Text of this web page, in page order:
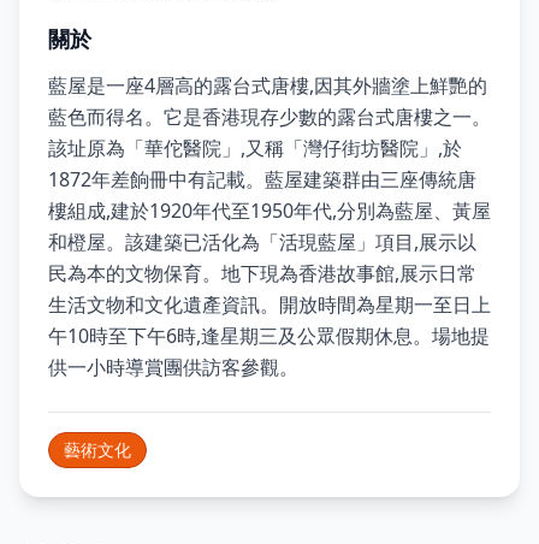
關於
藍屋是一座4層高的露台式唐樓,因其外牆塗上鮮艷的
藍色而得名。它是香港現存少數的露台式唐樓之一。
該址原為「華佗醫院」,又稱「灣仔街坊醫院」,於
1872年差餉冊中有記載。藍屋建築群由三座傳統唐
樓組成,建於1920年代至1950年代,分別為藍屋、黃屋
和橙屋。該建築已活化為「活現藍屋」項目,展示以
民為本的文物保育。地下現為香港故事館,展示日常
生活文物和文化遺產資訊。開放時間為星期一至日上
午10時至下午6時,逢星期三及公眾假期休息。場地提
供一小時導賞團供訪客參觀。
藝術文化